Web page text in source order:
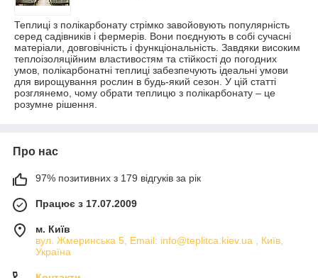
Теплиці з полікарбонату стрімко завойовують популярність
серед садівників і фермерів. Вони поєднують в собі сучасні
матеріали, довговічність і функціональність. Завдяки високим
теплоізоляційним властивостям та стійкості до погодних
умов, полікарбонатні теплиці забезпечують ідеальні умови
для вирощування рослин в будь-який сезон. У цій статті
розглянемо, чому обрати теплицю з полікарбонату – це
розумне рішення.
Про нас
97% позитивних з 179 відгуків за рік
Працює з 17.07.2009
м. Київ
вул. Жмеринська 5, Email: info@teplitca.kiev.ua , Київ,
Україна